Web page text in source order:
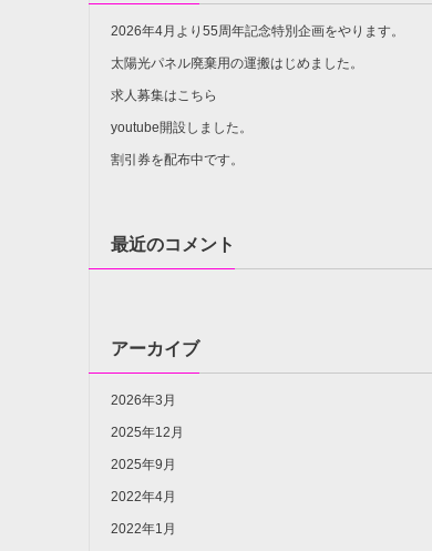
2026年4月より55周年記念特別企画をやります。
太陽光パネル廃棄用の運搬はじめました。
求人募集はこちら
youtube開設しました。
割引券を配布中です。
最近のコメント
アーカイブ
2026年3月
2025年12月
2025年9月
2022年4月
2022年1月